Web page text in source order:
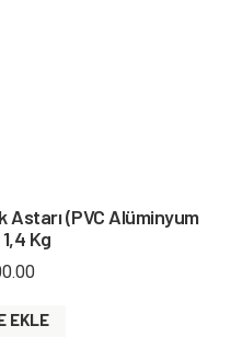
Astarı (PVC Alüminyum
Kg
EKLE